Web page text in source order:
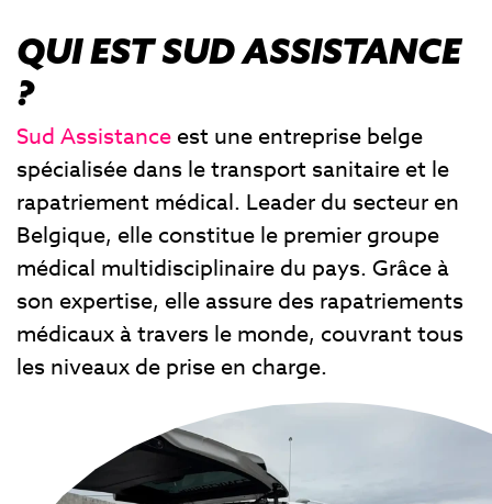
QUI EST SUD ASSISTANCE
?
Sud Assistance est une entreprise belge
spécialisée dans le transport sanitaire et le
rapatriement médical. Leader du secteur en
Belgique, elle constitue le premier groupe
médical multidisciplinaire du pays. Grâce à
son expertise, elle assure des rapatriements
médicaux à travers le monde, couvrant tous
les niveaux de prise en charge.